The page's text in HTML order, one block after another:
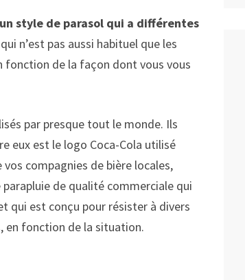
style de parasol qui a différentes
n’est pas aussi habituel que les
fonction de la façon dont vous vous
par presque tout le monde. Ils
eux est le logo Coca-Cola utilisé
compagnies de bière locales,
de qualité commerciale qui
qui est conçu pour résister à divers
en fonction de la situation.